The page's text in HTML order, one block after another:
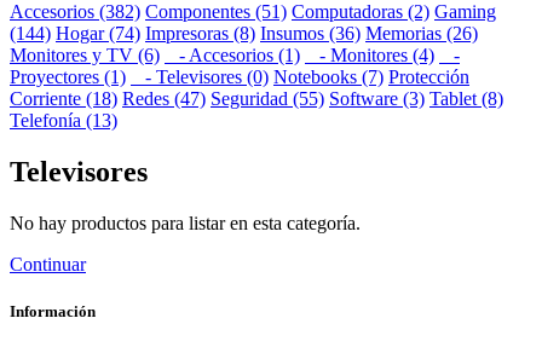
Accesorios (382) Componentes (51) Computadoras (2) Gaming
(144) Hogar (74) Impresoras (8) Insumos (36) Memorias (26)
Monitores y TV (6)
- Accesorios (1) - Monitores (4)
-
Proyectores (1)
- Televisores (0) Notebooks (7) Protección
Corriente (18) Redes (47) Seguridad (55) Software (3) Tablet (8)
Telefonía (13)
Televisores
No hay productos para listar en esta categoría.
Continuar
Información